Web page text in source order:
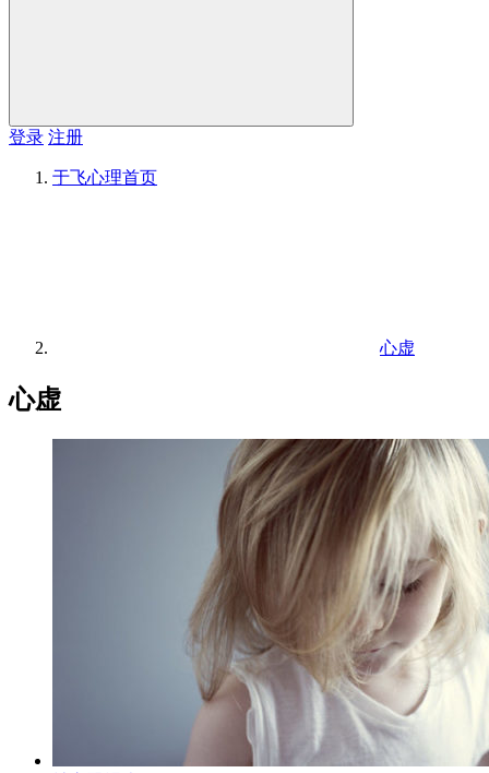
登录 注册
于飞心理首页
心虚
心虚